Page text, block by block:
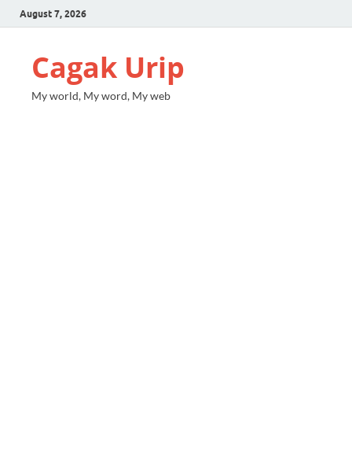
August 7, 2026
Cagak Urip
My world, My word, My web